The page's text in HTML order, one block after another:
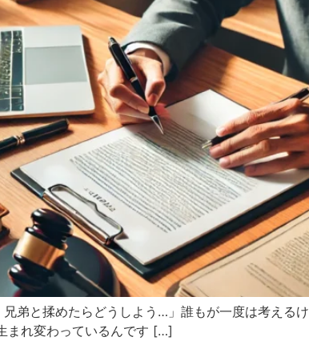
弟と揉めたらどうしよう…」誰もが一度は考える
まれ変わっているんです […]